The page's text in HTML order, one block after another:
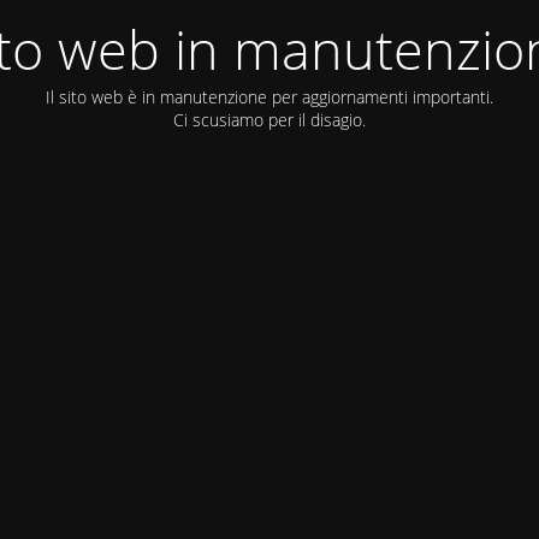
web in
Il sito web è in manutenzione per aggiornamenti importanti.
Ci scusiamo per il disagio.